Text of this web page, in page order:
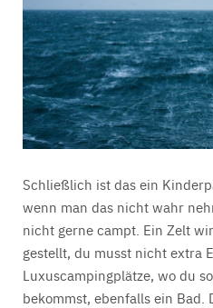
Schließlich ist das ein
wenn man das nicht wahr
nicht gerne campt. Ein Zelt
gestellt, du musst nicht extra
Luxuscampingplätze, wo du
bekommst, ebenfalls ein Bad.